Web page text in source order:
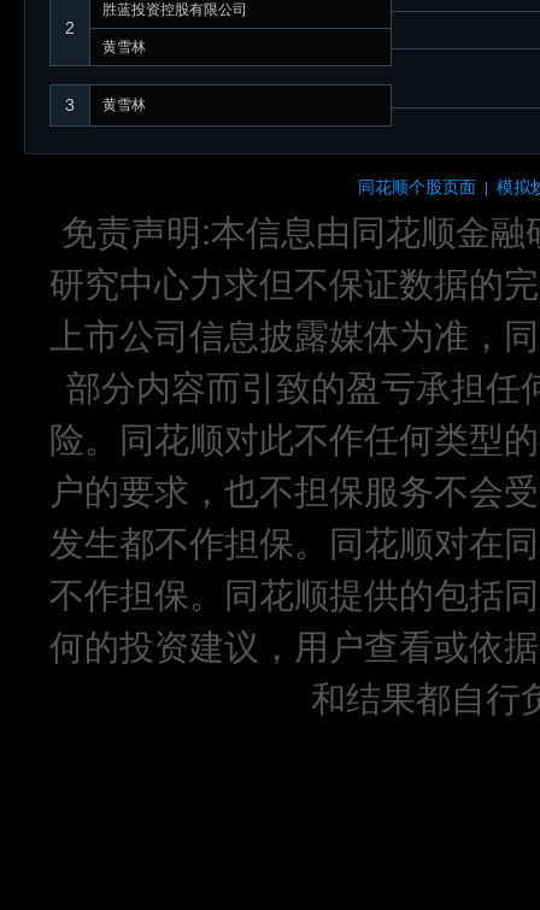
2
胜蓝投资控股有限公司
黄雪林
3 黄雪林
同花顺个股页面 模拟
免责声明:本信息由同花顺金
研究中心力求但不保证数据的
上市公司信息披露媒体为准，
部分内容而引致的盈亏承担任
险。同花顺对此不作任何类型
户的要求，也不担保服务不会
发生都不作担保。同花顺对在
不作担保。同花顺提供的包括
何的投资建议，用户查看或依
和结果都自行